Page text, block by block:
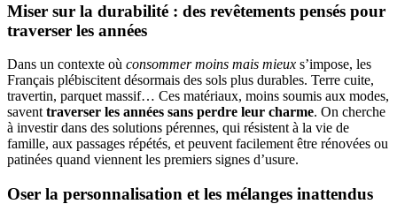
Miser sur la durabilité : des revêtements pensés pour
traverser les années
Dans un contexte où consommer moins mais mieux s’impose, les
Français plébiscitent désormais des sols plus durables. Terre cuite,
travertin, parquet massif… Ces matériaux, moins soumis aux modes,
savent traverser les années sans perdre leur charme. On cherche
à investir dans des solutions pérennes, qui résistent à la vie de
famille, aux passages répétés, et peuvent facilement être rénovées ou
patinées quand viennent les premiers signes d’usure.
Oser la personnalisation et les mélanges inattendus